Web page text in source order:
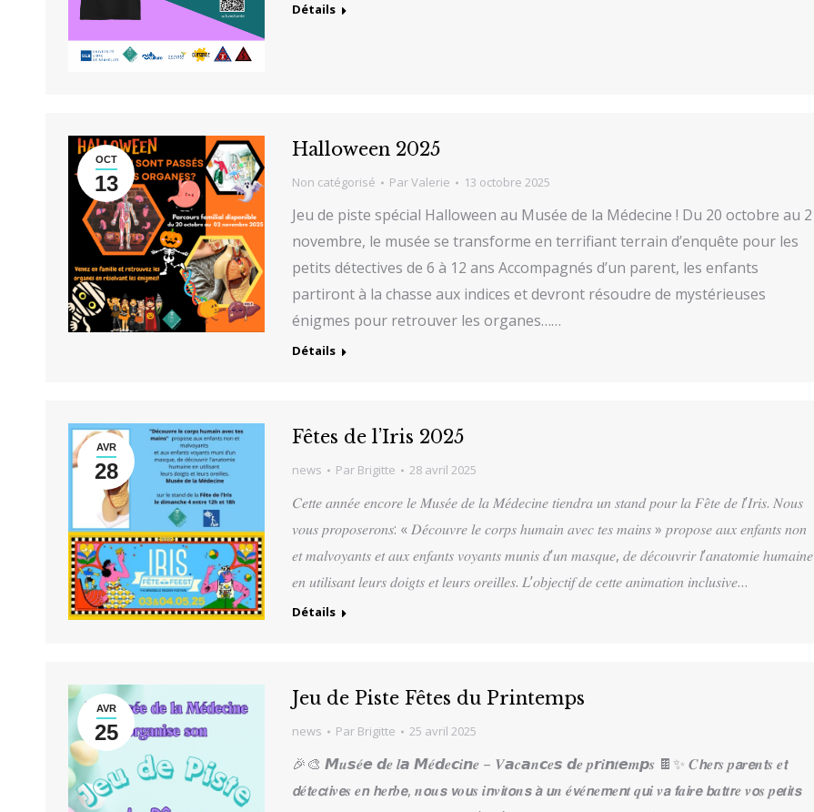
Détails
OCT
13
Halloween 2025
Non catégorisé ParValerie 13 octobre 2025
Jeu de piste spécial Halloween au Musée de la Médecine ! Du 20 octobre au 2
novembre, le musée se transforme en terrifiant terrain d’enquête pour les
petits détectives de 6 à 12 ans Accompagnés d’un parent, les enfants
partiront à la chasse aux indices et devront résoudre de mystérieuses
énigmes pour retrouver les organes……
Détails
AVR
28
Fêtes de l’Iris 2025
news Par Brigitte 28 avril 2025
𝐶𝑒𝑡𝑡𝑒 𝑎𝑛𝑛𝑒́𝑒 𝑒𝑛𝑐𝑜𝑟𝑒 𝑙𝑒 𝑀𝑢𝑠𝑒́𝑒 𝑑𝑒 𝑙𝑎 𝑀𝑒́𝑑𝑒𝑐𝑖𝑛𝑒 𝑡𝑖𝑒𝑛𝑑𝑟𝑎 𝑢𝑛 𝑠𝑡𝑎𝑛𝑑 𝑝𝑜𝑢𝑟 𝑙𝑎 𝐹𝑒̂𝑡𝑒 𝑑𝑒 𝑙’𝐼𝑟𝑖𝑠. 𝑁𝑜𝑢𝑠
𝑣𝑜𝑢𝑠 𝑝𝑟𝑜𝑝𝑜𝑠𝑒𝑟𝑜𝑛𝑠: « 𝐷𝑒́𝑐𝑜𝑢𝑣𝑟𝑒 𝑙𝑒 𝑐𝑜𝑟𝑝𝑠 ℎ𝑢𝑚𝑎𝑖𝑛 𝑎𝑣𝑒𝑐 𝑡𝑒𝑠 𝑚𝑎𝑖𝑛𝑠 » 𝑝𝑟𝑜𝑝𝑜𝑠𝑒 𝑎𝑢𝑥 𝑒𝑛𝑓𝑎𝑛𝑡𝑠 𝑛𝑜𝑛
𝑒𝑡 𝑚𝑎𝑙𝑣𝑜𝑦𝑎𝑛𝑡𝑠 𝑒𝑡 𝑎𝑢𝑥 𝑒𝑛𝑓𝑎𝑛𝑡𝑠 𝑣𝑜𝑦𝑎𝑛𝑡𝑠 𝑚𝑢𝑛𝑖𝑠 𝑑’𝑢𝑛 𝑚𝑎𝑠𝑞𝑢𝑒, 𝑑𝑒 𝑑𝑒́𝑐𝑜𝑢𝑣𝑟𝑖𝑟 𝑙’𝑎𝑛𝑎𝑡𝑜𝑚𝑖𝑒 ℎ𝑢𝑚𝑎𝑖𝑛𝑒
𝑒𝑛 𝑢𝑡𝑖𝑙𝑖𝑠𝑎𝑛𝑡 𝑙𝑒𝑢𝑟𝑠 𝑑𝑜𝑖𝑔𝑡𝑠 𝑒𝑡 𝑙𝑒𝑢𝑟𝑠 𝑜𝑟𝑒𝑖𝑙𝑙𝑒𝑠. 𝐿’𝑜𝑏𝑗𝑒𝑐𝑡𝑖𝑓 𝑑𝑒 𝑐𝑒𝑡𝑡𝑒 𝑎𝑛𝑖𝑚𝑎𝑡𝑖𝑜𝑛 𝑖𝑛𝑐𝑙𝑢𝑠𝑖𝑣𝑒…
Détails
AVR
25
Jeu de Piste Fêtes du Printemps
news Par Brigitte 25 avril 2025
🎉🎨 𝙈𝒖𝙨𝒆́𝙚 𝙙𝒆 𝒍𝙖 𝙈𝒆́𝙙𝒆𝙘𝒊𝙣𝒆 – 𝑽𝙖𝒄𝙖𝒏𝙘𝒆𝙨 𝙙𝒆 𝒑𝙧𝒊𝙣𝒕𝙚𝒎𝙥𝒔 🍫✨ 𝑪𝙝𝒆𝙧𝒔 𝒑𝙖𝒓𝙚𝒏𝙩𝒔 𝒆𝙩
𝙙𝒆́𝙩𝒆𝙘𝒕𝙞𝒗𝙚𝒔 𝒆𝙣 𝙝𝒆𝙧𝒃𝙚, 𝒏𝙤𝒖𝙨 𝙫𝒐𝙪𝒔 𝒊𝙣𝒗𝙞𝒕𝙤𝒏𝙨 𝙖̀ 𝙪𝒏 𝒆́𝙫𝒆́𝙣𝒆𝙢𝒆𝙣𝒕 𝒒𝙪𝒊 𝒗𝙖 𝙛𝒂𝙞𝒓𝙚 𝙗𝒂𝙩𝒕𝙧𝒆 𝒗𝙤𝒔 𝒑𝙚𝒕𝙞𝒕𝙨